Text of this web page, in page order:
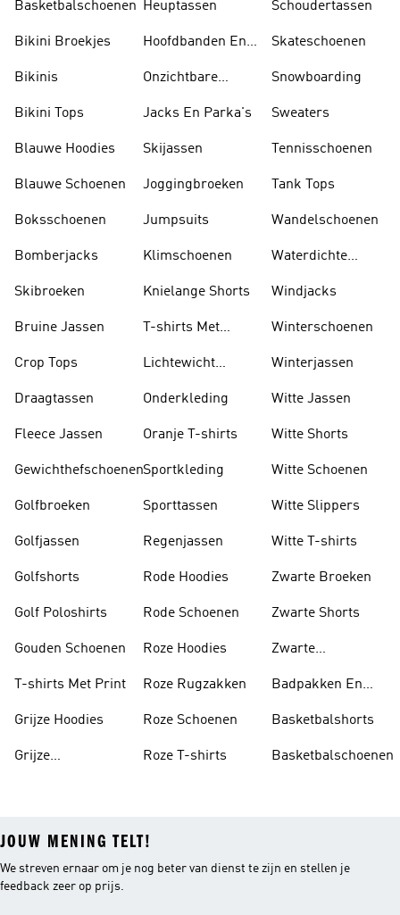
Basketbalschoenen
Bikini Broekjes
Bikinis
Bikini Tops
Blauwe Hoodies
Blauwe Schoenen
Boksschoenen
Bomberjacks
Skibroeken
Bruine Jassen
Crop Tops
Draagtassen
Fleece Jassen
Gewichthefschoenen
Golfbroeken
Golfjassen
Golfshorts
Golf Poloshirts
Gouden Schoenen
T-shirts Met Print
Grijze Hoodies
Grijze
Heuptassen
Hoofdbanden En
Onzichtbare
Jacks En Parka's
Skijassen
Joggingbroeken
Jumpsuits
Klimschoenen
Knielange Shorts
T-shirts Met
Lichtewicht
Onderkleding
Oranje T-shirts
Sportkleding
Sporttassen
Regenjassen
Rode Hoodies
Rode Schoenen
Roze Hoodies
Roze Rugzakken
Roze Schoenen
Roze T-shirts
Schoudertassen
Skateschoenen
Snowboarding
Sweaters
Tennisschoenen
Tank Tops
Wandelschoenen
Waterdichte
Windjacks
Winterschoenen
Winterjassen
Witte Jassen
Witte Shorts
Witte Schoenen
Witte Slippers
Witte T-shirts
Zwarte Broeken
Zwarte Shorts
Zwarte
Badpakken En
Basketbalshorts
Basketbalschoenen
JOUW MENING TELT!
We streven ernaar om je nog beter van dienst te zijn en stellen je
feedback zeer op prijs.